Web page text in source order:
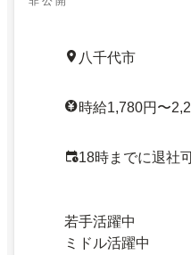
八千代市
時給1,780円〜
18時までに退社
若手活躍中
ミドル活躍中